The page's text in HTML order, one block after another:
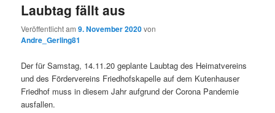
Laubtag fällt aus
Veröffentlicht am9. November 2020von
Andre_Gerling81
Der für Samstag, 14.11.20 geplante Laubtag des Heimatvereins
und des Fördervereins Friedhofskapelle auf dem Kutenhauser
Friedhof muss in diesem Jahr aufgrund der Corona Pandemie
ausfallen.